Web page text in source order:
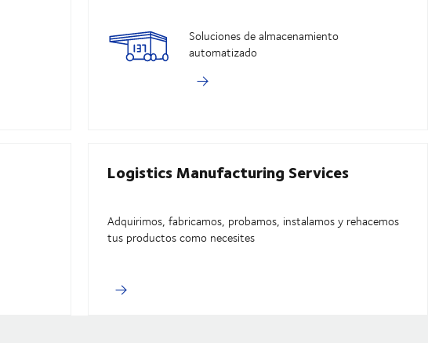
Soluciones de almacenamiento
automatizado
Logistics Manufacturing Services
Adquirimos, fabricamos, probamos, instalamos y rehacemos
tus productos como necesites